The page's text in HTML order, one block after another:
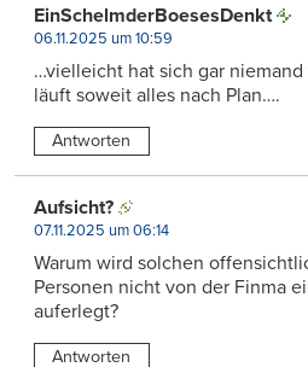
EinSchelmderBoesesDenkt
06.11.2025 um 10:59
…vielleicht hat sich gar
läuft soweit alles nach Plan….
Antworten
Aufsicht?
07.11.2025 um 06:14
Warum wird solchen
Personen nicht von der Finma
auferlegt?
Antworten